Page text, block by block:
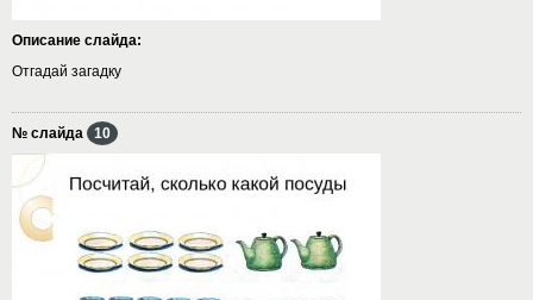
Описание слайда:
Отгадай загадку
№ слайда 10